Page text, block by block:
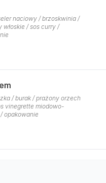
naciowy / brzoskwinia /
/ sos curry /
/ burak / prażony orzech
vinegrette miodowo-
opakowanie